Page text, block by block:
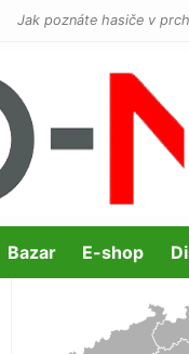
Jak poznáte hasiče v
Bazar E-shop